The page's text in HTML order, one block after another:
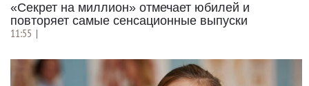
«Секрет на миллион» отмечает юбилей и
повторяет самые сенсационные выпуски
11:55